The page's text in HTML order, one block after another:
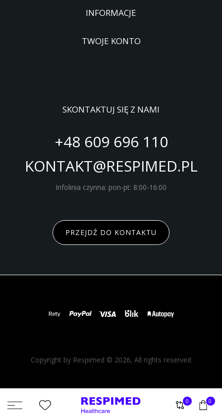
INFORMACJE
TWOJE KONTO
SKONTAKTUJ SIĘ Z NAMI
+48 609 696 110
KONTAKT@RESPIMED.PL
Infolinia czynna: pon-pt: 8:00-16:00
PRZEJDŹ DO KONTAKTU
Copyright by Respimed © 2026, All rights reserved
0 0